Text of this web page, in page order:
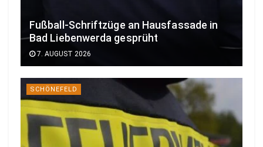
Fußball-Schriftzüge an Hausfassade in
Bad Liebenwerda gesprüht
7. AUGUST 2026
SCHÖNEFELD